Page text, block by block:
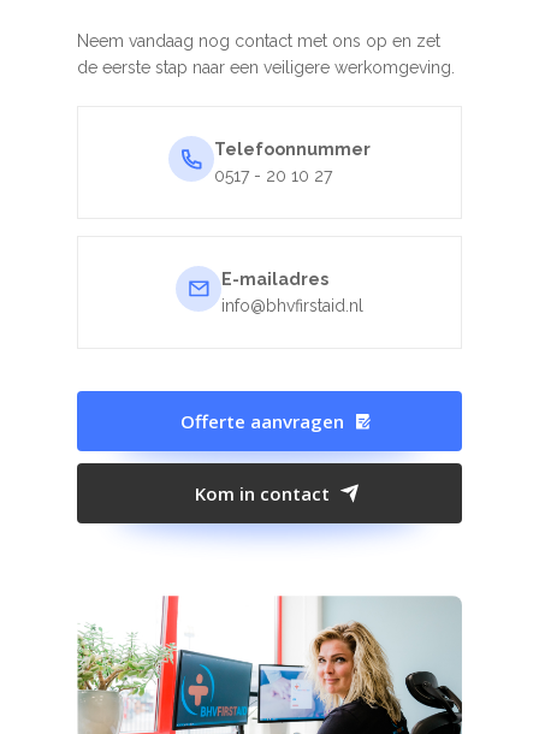
Neem vandaag nog contact met ons op en zet
de eerste stap naar een veiligere werkomgeving.
Telefoonnummer
0517 - 20 10 27
E-mailadres
info@bhvfirstaid.nl
Offerte aanvragen
Kom in contact